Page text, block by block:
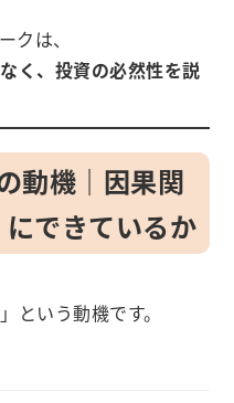
クは、
く、投資の必然性を説
動機｜因果関
できているか
という動機です。